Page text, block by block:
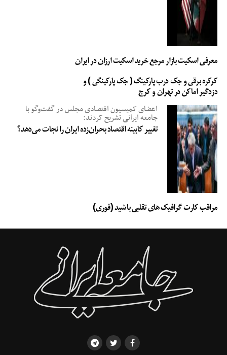
معرفی اسکیت بازار مرجع خرید اسکیت ارزان در ایران
کرکره برقی و جک درب پارکینگ ( جک پارکینگی ) و
دزدگیر اماکن در تهران و کرج
اعضای کمیسیون اقتصادی مجلس در گفت‌وگو با
جامعه ایرانی تشریح کردند:
تغییر کابینه اقتصاد بحران‌زده ایران را نجات می‌دهد؟
مراقب کارت گرافیک های تقلبی باشید (فوری)